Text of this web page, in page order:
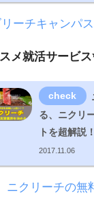
リーチキャンパ
メ就活サービス
る、ニクリ
トを超解説！
2017.11.06
ニクリーチの無